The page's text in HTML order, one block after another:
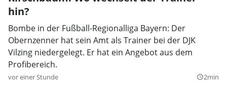
hin?
Bombe in der Fußball-Regionalliga Bayern: Der
Obernzenner hat sein Amt als Trainer bei der DJK
Vilzing niedergelegt. Er hat ein Angebot aus dem
Profibereich.
vor einer Stunde query_builder2min